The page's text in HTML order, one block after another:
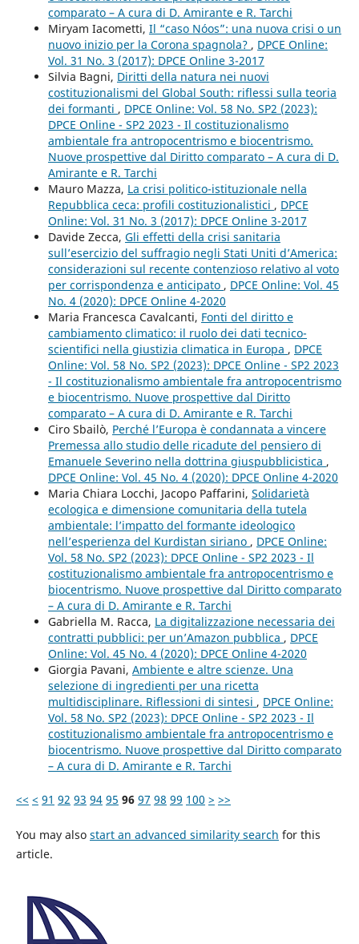
comparato – A cura di D. Amirante e R. Tarchi
Miryam Iacometti, Il “caso Nóos”: una nuova crisi o un
nuovo inizio per la Corona spagnola? , DPCE Online:
Vol. 31 No. 3 (2017): DPCE Online 3-2017
Silvia Bagni, Diritti della natura nei nuovi
costituzionalismi del Global South: riflessi sulla teoria
dei formanti , DPCE Online: Vol. 58 No. SP2 (2023):
DPCE Online - SP2 2023 - Il costituzionalismo
ambientale fra antropocentrismo e biocentrismo.
Nuove prospettive dal Diritto comparato – A cura di D.
Amirante e R. Tarchi
Mauro Mazza, La crisi politico-istituzionale nella
Repubblica ceca: profili costituzionalistici , DPCE
Online: Vol. 31 No. 3 (2017): DPCE Online 3-2017
Davide Zecca, Gli effetti della crisi sanitaria
sull’esercizio del suffragio negli Stati Uniti d’America:
considerazioni sul recente contenzioso relativo al voto
per corrispondenza e anticipato , DPCE Online: Vol. 45
No. 4 (2020): DPCE Online 4-2020
Maria Francesca Cavalcanti, Fonti del diritto e
cambiamento climatico: il ruolo dei dati tecnico-
scientifici nella giustizia climatica in Europa , DPCE
Online: Vol. 58 No. SP2 (2023): DPCE Online - SP2 2023
- Il costituzionalismo ambientale fra antropocentrismo
e biocentrismo. Nuove prospettive dal Diritto
comparato – A cura di D. Amirante e R. Tarchi
Ciro Sbailò, Perché l’Europa è condannata a vincere
Premessa allo studio delle ricadute del pensiero di
Emanuele Severino nella dottrina giuspubblicistica ,
DPCE Online: Vol. 45 No. 4 (2020): DPCE Online 4-2020
Maria Chiara Locchi, Jacopo Paffarini, Solidarietà
ecologica e dimensione comunitaria della tutela
ambientale: l’impatto del formante ideologico
nell’esperienza del Kurdistan siriano , DPCE Online:
Vol. 58 No. SP2 (2023): DPCE Online - SP2 2023 - Il
costituzionalismo ambientale fra antropocentrismo e
biocentrismo. Nuove prospettive dal Diritto comparato
– A cura di D. Amirante e R. Tarchi
Gabriella M. Racca, La digitalizzazione necessaria dei
contratti pubblici: per un’Amazon pubblica , DPCE
Online: Vol. 45 No. 4 (2020): DPCE Online 4-2020
Giorgia Pavani, Ambiente e altre scienze. Una
selezione di ingredienti per una ricetta
multidisciplinare. Riflessioni di sintesi , DPCE Online:
Vol. 58 No. SP2 (2023): DPCE Online - SP2 2023 - Il
costituzionalismo ambientale fra antropocentrismo e
biocentrismo. Nuove prospettive dal Diritto comparato
– A cura di D. Amirante e R. Tarchi
<< < 91 92 93 94 95 96 97 98 99 100 > >>
You may also start an advanced similarity search for this
article.